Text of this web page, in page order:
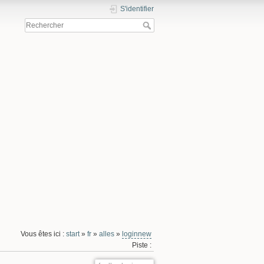
S'identifier
Vous êtes ici : start» fr» alles» loginnew
Piste :